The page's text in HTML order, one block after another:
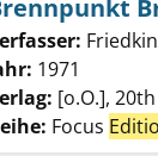
Details
1971
[o.O.],
Focus